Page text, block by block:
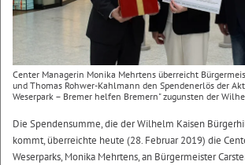
Center Managerin Monika Mehrtens überreicht
und Thomas Rohwer-Kahlmann den Spendenerlös der
Weserpark – Bremer helfen Bremern" zugunsten der
Die Spendensumme, die der Wilhelm Kaisen
kommt, überreichte heute (28. Februar 2019) die
Weserparks, Monika Mehrtens, an Bürgermeister